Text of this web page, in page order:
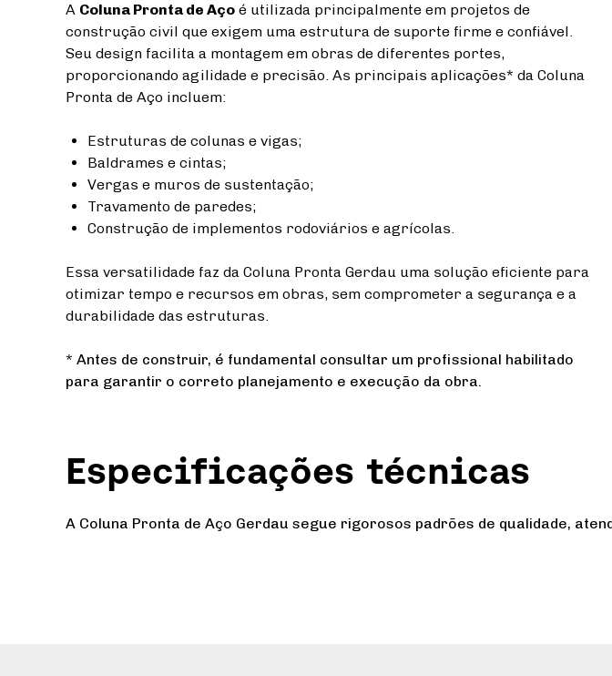
A Coluna Pronta de Aço é utilizada principalmente em projetos de
construção civil que exigem uma estrutura de suporte firme e confiável.
Seu design facilita a montagem em obras de diferentes portes,
proporcionando agilidade e precisão. As principais aplicações* da Coluna
Pronta de Aço incluem:
Estruturas de colunas e vigas;
Baldrames e cintas;
Vergas e muros de sustentação;
Travamento de paredes;
Construção de implementos rodoviários e agrícolas.
Essa versatilidade faz da Coluna Pronta Gerdau uma solução eficiente para
otimizar tempo e recursos em obras, sem comprometer a segurança e a
durabilidade das estruturas.
* Antes de construir, é fundamental consultar um profissional habilitado
para garantir o correto planejamento e execução da obra.
Especificações técnicas
A Coluna Pronta de Aço Gerdau segue rigorosos padrões de qualidade,